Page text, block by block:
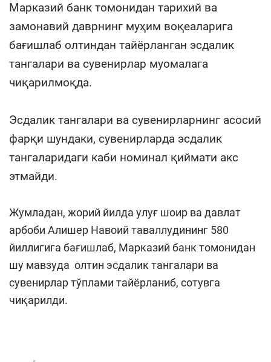
Марказий банк томонидан тарихий ва
замонавий даврнинг муҳим воқеаларига
бағишлаб олтиндан тайёрланган эсдалик
тангалари ва сувенирлар муомалага
чиқарилмоқда.
Эсдалик тангалари ва сувенирларнинг асосий
фарқи шундаки, сувенирларда эсдалик
тангаларидаги каби номинал қиймати акс
этмайди.
Жумладан, жорий йилда улуғ шоир ва давлат
арбоби Алишер Навоий таваллудининг 580
йиллигига бағишлаб, Марказий банк томонидан
шу мавзуда олтин эсдалик тангалари ва
сувенирлар тўплами тайёрланиб, сотувга
чиқарилди.